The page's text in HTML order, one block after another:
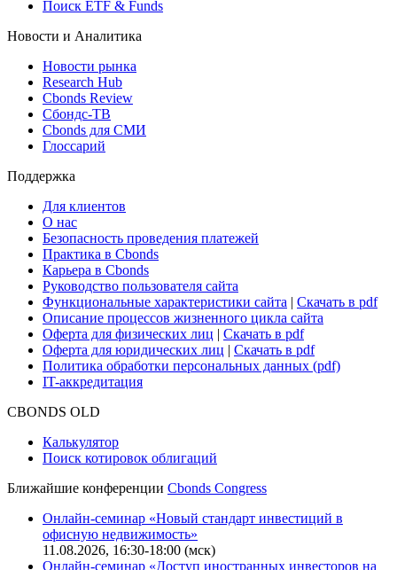
Виджет: Карта процентных ставок
ETF & Funds
Поиск ETF & Funds
Новости и Аналитика
Новости рынка
Research Hub
Сбондс-ТВ
Глоссарий
Поддержка
Для клиентов
О нас
Безопасность проведения платежей
Практика в Cbonds
Карьера в Cbonds
Руководство пользователя сайта
Функциональные характеристики сайта|Скачать в pdf
Описание процессов жизненного цикла сайта
Оферта для юридических лиц
IT-аккредитация
Поиск котировок облигаций
Ближайшие конференцииCbonds Congress